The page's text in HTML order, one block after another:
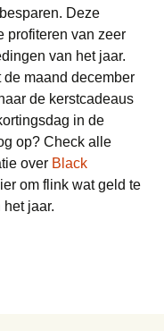
Deze
profiteren van zeer
van het jaar.
de maand december
de kerstcadeaus
in de
op? Check alle
over Black
om flink wat geld te
jaar.